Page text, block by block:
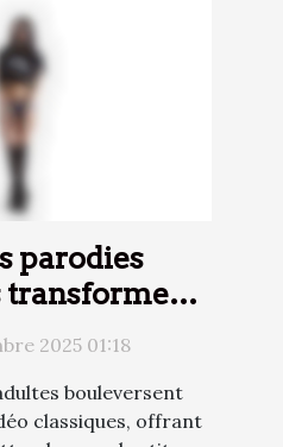
parodies
transforment
jeux vidéo
2025 01:18
bouleversent
classiques, offrant